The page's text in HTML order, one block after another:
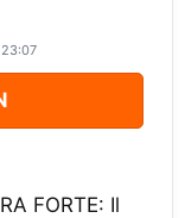
FORTE: Il